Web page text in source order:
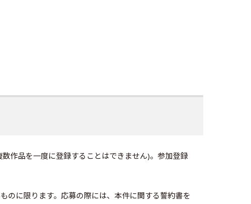
作品を一度に登録することはできません)。参加登録
のに限ります。応募の際には、本件に関する誓約書を